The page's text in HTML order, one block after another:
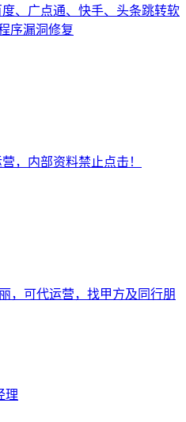
、广点通、快手、头条跳转软
序漏洞修复
，内部资料禁止点击！
，可代运营，找甲方及同行朋
理